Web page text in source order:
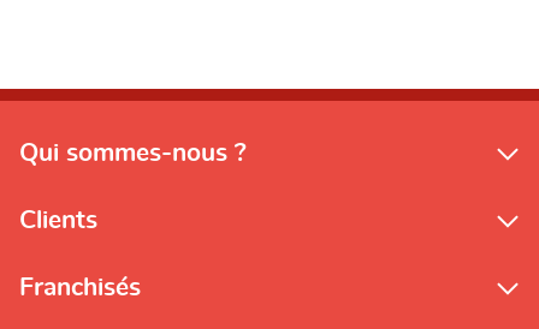
Qui sommes-nous ?
Clients
Franchisés